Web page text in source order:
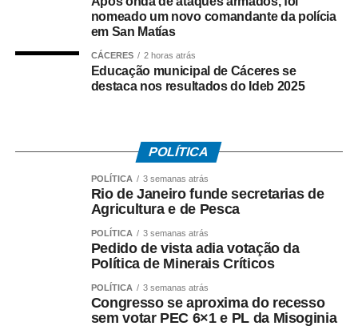
apuração dos crimes relacionados ao tráfico de drogas e
à atuação da facção no município.
WhatsApp
Facebook
Twitter
Messenger
LinkedIn
Share
nomeado um novo comandante da polícia
em San Matías
CÁCERES 2 horas atrás
Educação municipal de Cáceres se
destaca nos resultados do Ideb 2025
POLÍTICA
POLÍTICA 3 semanas atrás
Rio de Janeiro funde secretarias de
Agricultura e de Pesca
POLÍTICA 3 semanas atrás
Pedido de vista adia votação da
Política de Minerais Críticos
POLÍTICA 3 semanas atrás
Congresso se aproxima do recesso
sem votar PEC 6×1 e PL da Misoginia